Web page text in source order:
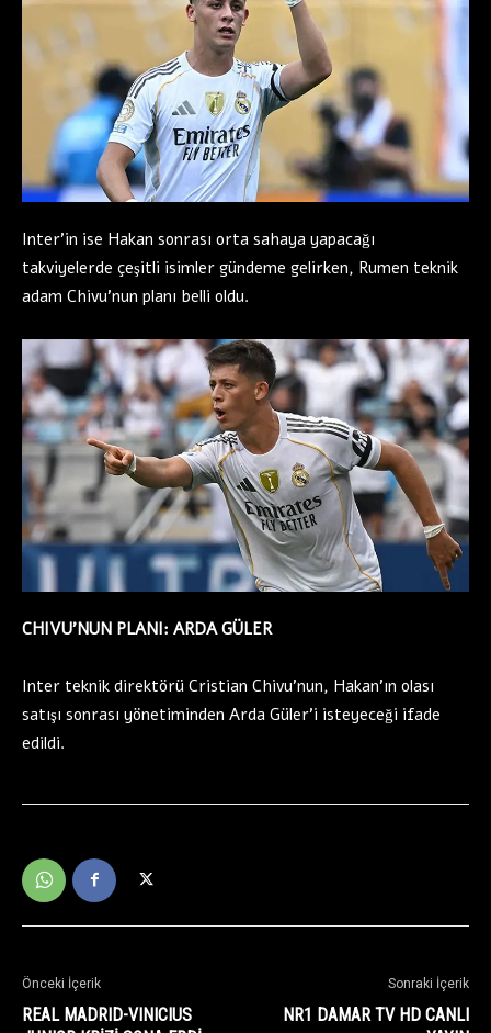
Inter’in ise Hakan sonrası orta sahaya yapacağı
takviyelerde çeşitli isimler gündeme gelirken, Rumen teknik
adam Chivu’nun planı belli oldu.
CHIVU’NUN PLANI: ARDA GÜLER
Inter teknik direktörü Cristian Chivu’nun, Hakan’ın olası
satışı sonrası yönetiminden Arda Güler’i isteyeceği ifade
edildi.
Önceki İçerik
REAL MADRID-VINICIUS
Sonraki İçerik
NR1 DAMAR TV HD CANLI